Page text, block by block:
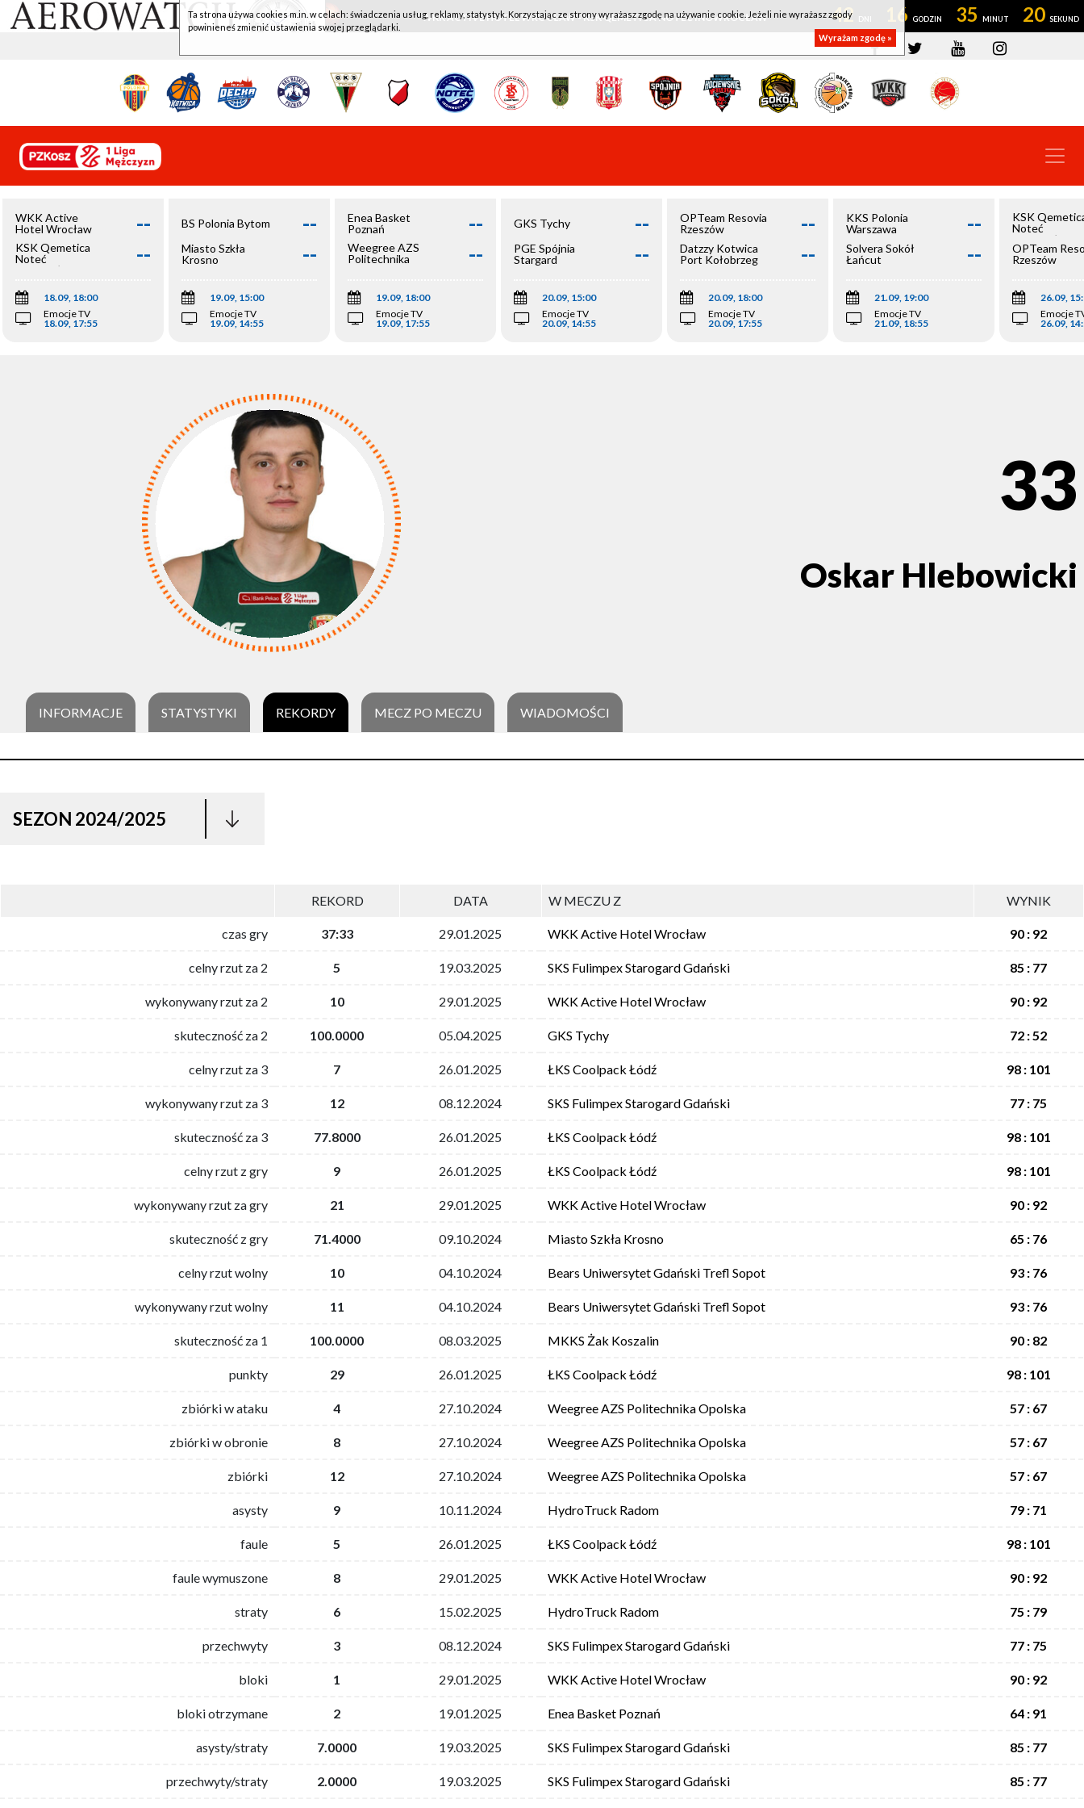
WKK ACTIVE HOTEL WROCŁAW - KSK QEMETICA NOTEĆ INOWROCŁAW 42 16 35 20
WKK Active
Hotel Wrocław
--
KSK Qemetica
Noteć
Inowrocław
--
18.09, 18:00
Emocje TV
18.09, 17:55
BS Polonia Bytom --
Miasto Szkła
Krosno
--
19.09, 15:00
Emocje TV
19.09, 14:55
Enea Basket
Poznań
--
Weegree AZS
Politechnika
--
19.09, 18:00
Emocje TV
19.09, 17:55
GKS Tychy --
PGE Spójnia
Stargard
--
20.09, 15:00
Emocje TV
20.09, 14:55
OPTeam Resovia
Rzeszów
--
Datzzy Kotwica
Port Kołobrzeg
--
20.09, 18:00
Emocje TV
20.09, 17:55
KKS Polonia
Warszawa
--
Solvera Sokół
Łańcut
--
21.09, 19:00
Emocje TV
21.09, 18:55
KSK
Noteć
Inowrocław
OPTeam
Rzeszów
26.09,
Emocje
26.09,
33
Oskar Hlebowicki
INFORMACJE STATYSTYKI REKORDY MECZ PO MECZU WIADOMOŚCI
SEZON 2024/2025
REKORD DATA W MECZU Z WYNIK
czas gry 37:33 29.01.2025 WKK Active Hotel Wrocław 90 : 92
celny rzut za 2 5 19.03.2025 SKS Fulimpex Starogard Gdański 85 : 77
wykonywany rzut za 2 10 29.01.2025 WKK Active Hotel Wrocław 90 : 92
skuteczność za 2 100.0000 05.04.2025 GKS Tychy 72 : 52
celny rzut za 3 7 26.01.2025 ŁKS Coolpack Łódź 98 : 101
wykonywany rzut za 3 12 08.12.2024 SKS Fulimpex Starogard Gdański 77 : 75
skuteczność za 3 77.8000 26.01.2025 ŁKS Coolpack Łódź 98 : 101
celny rzut z gry 9 26.01.2025 ŁKS Coolpack Łódź 98 : 101
wykonywany rzut za gry 21 29.01.2025 WKK Active Hotel Wrocław 90 : 92
skuteczność z gry 71.4000 09.10.2024 Miasto Szkła Krosno 65 : 76
celny rzut wolny 10 04.10.2024 Bears Uniwersytet Gdański Trefl Sopot 93 : 76
wykonywany rzut wolny 11 04.10.2024 Bears Uniwersytet Gdański Trefl Sopot 93 : 76
skuteczność za 1 100.0000 08.03.2025 MKKS Żak Koszalin 90 : 82
punkty 29 26.01.2025 ŁKS Coolpack Łódź 98 : 101
zbiórki w ataku 4 27.10.2024 Weegree AZS Politechnika Opolska 57 : 67
zbiórki w obronie 8 27.10.2024 Weegree AZS Politechnika Opolska 57 : 67
zbiórki 12 27.10.2024 Weegree AZS Politechnika Opolska 57 : 67
asysty 9 10.11.2024 HydroTruck Radom 79 : 71
faule 5 26.01.2025 ŁKS Coolpack Łódź 98 : 101
faule wymuszone 8 29.01.2025 WKK Active Hotel Wrocław 90 : 92
straty 6 15.02.2025 HydroTruck Radom 75 : 79
przechwyty 3 08.12.2024 SKS Fulimpex Starogard Gdański 77 : 75
bloki 1 29.01.2025 WKK Active Hotel Wrocław 90 : 92
bloki otrzymane 2 19.01.2025 Enea Basket Poznań 64 : 91
asysty/straty 7.0000 19.03.2025 SKS Fulimpex Starogard Gdański 85 : 77
przechwyty/straty 2.0000 19.03.2025 SKS Fulimpex Starogard Gdański 85 : 77
Ta strona używa cookies m.in. w celach: świadczenia usług, reklamy, statystyk. Korzystając ze strony wyrażasz zgodę na używanie cookie. Jeżeli nie wyrażasz zgody
powinieneś zmienić ustawienia swojej przeglądarki.
Wyrażam zgodę »